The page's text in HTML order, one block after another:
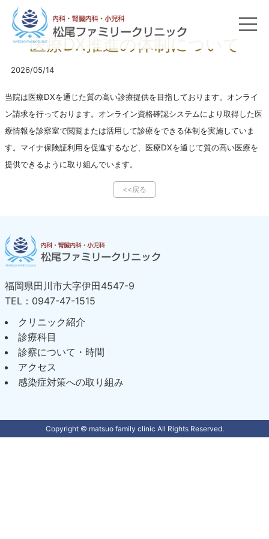
news
医療DX推進の体制について
2026/05/14
当院は医療DXを通じた質の高い診療提供を目指しております。オンライ
ン請求を行っております。オンライン資格確認システムにより取得した医
療情報を診察室で閲覧または活用して診療をできる体制を実施していま
す。マイナ保険証利用を促進するなど、医療DXを通じて質の高い医療を
提供できるように取り組んでいます。
<<戻る
福岡県田川市大字伊田4547-9
TEL：0947-47-1515
クリニック紹介
診療科目
診察について・時間
アクセス
感染症対策への取り組み
Copyright © matsuo family clinic All Rights Reserved.